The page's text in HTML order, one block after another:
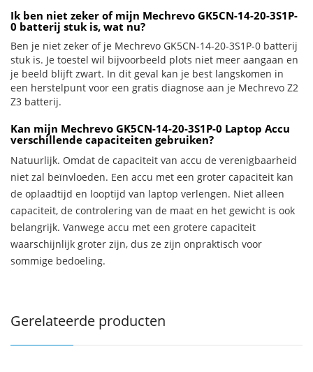
Ik ben niet zeker of mijn Mechrevo GK5CN-14-20-3S1P-
0 batterij stuk is, wat nu?
Ben je niet zeker of je Mechrevo GK5CN-14-20-3S1P-0 batterij
stuk is. Je toestel wil bijvoorbeeld plots niet meer aangaan en
je beeld blijft zwart. In dit geval kan je best langskomen in
een herstelpunt voor een gratis diagnose aan je Mechrevo Z2
Z3 batterij.
Kan mijn Mechrevo GK5CN-14-20-3S1P-0 Laptop Accu
verschillende capaciteiten gebruiken?
Natuurlijk. Omdat de capaciteit van accu de verenigbaarheid
niet zal beïnvloeden. Een accu met een groter capaciteit kan
de oplaadtijd en looptijd van laptop verlengen. Niet alleen
capaciteit, de controlering van de maat en het gewicht is ook
belangrijk. Vanwege accu met een grotere capaciteit
waarschijnlijk groter zijn, dus ze zijn onpraktisch voor
sommige bedoeling.
Gerelateerde producten